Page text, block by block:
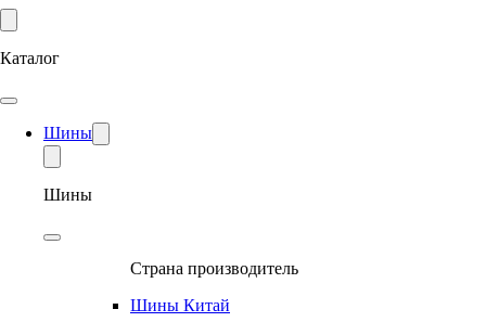
Каталог
Шины
Шины
Страна производитель
Шины Китай